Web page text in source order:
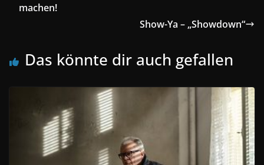
machen!
Show-Ya – „Showdown“
Das könnte dir auch gefallen